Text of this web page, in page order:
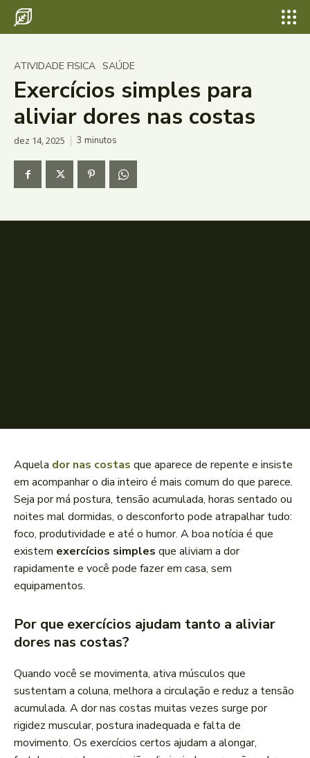
ATIVIDADE FISICA SAÚDE
Exercícios simples para
aliviar dores nas costas
dez 14, 2025 3 minutos
Aquela dor nas costas que aparece de repente e insiste
em acompanhar o dia inteiro é mais comum do que parece.
Seja por má postura, tensão acumulada, horas sentado ou
noites mal dormidas, o desconforto pode atrapalhar tudo:
foco, produtividade e até o humor. A boa notícia é que
existem exercícios simples que aliviam a dor
rapidamente e você pode fazer em casa, sem
equipamentos.
Por que exercícios ajudam tanto a aliviar
dores nas costas?
Quando você se movimenta, ativa músculos que
sustentam a coluna, melhora a circulação e reduz a tensão
acumulada. A dor nas costas muitas vezes surge por
rigidez muscular, postura inadequada e falta de
movimento. Os exercícios certos ajudam a alongar,